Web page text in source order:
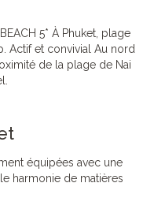
5* À Phuket, plage
Actif et convivial Au nord
de la plage de Nai
équipées avec une
harmonie de matières